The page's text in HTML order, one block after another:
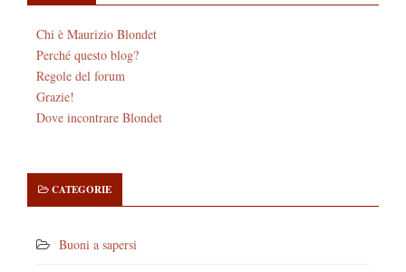
Chi è Maurizio Blondet
Perché questo blog?
Regole del forum
Grazie!
Dove incontrare Blondet
CATEGORIE
Buoni a sapersi